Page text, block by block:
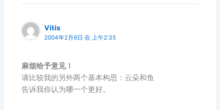
Vitis
2004年2月6日 在 上午2:35
麻烦给予意见！
请比较我的另外两个基本构思：云朵和鱼
告诉我你认为哪一个更好。